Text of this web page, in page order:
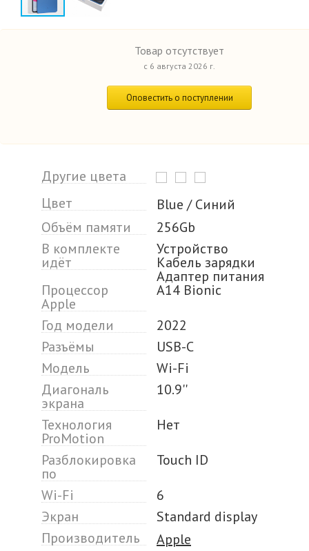
Товар отсутствует
с 6 августа 2026 г.
Оповестить о поступлении
Другие цвета
Цвет
Blue / Синий
Объём памяти
256Gb
В комплекте
идёт
Устройство
Кабель зарядки
Адаптер питания
Процессор
Apple
A14 Bionic
Год модели
2022
Разъёмы
USB-C
Модель
Wi-Fi
Диагональ
экрана
10.9''
Технология
ProMotion
Нет
Разблокировка
по
Touch ID
Wi-Fi
6
Экран
Standard display
Производитель
Apple